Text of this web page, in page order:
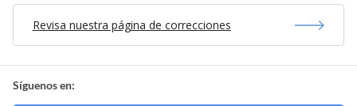
Revisa nuestra página de correcciones
Síguenos en: